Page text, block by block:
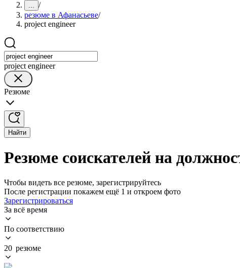
... /
резюме в Афанасьеве/
project engineer
project engineer
Резюме
Найти
Резюме соискателей на
Чтобы видеть все резюме, зарегистрируйтесь
После регистрации покажем ещё 1 и откроем фото
Зарегистрироваться
За всё время
По соответствию
20 резюме